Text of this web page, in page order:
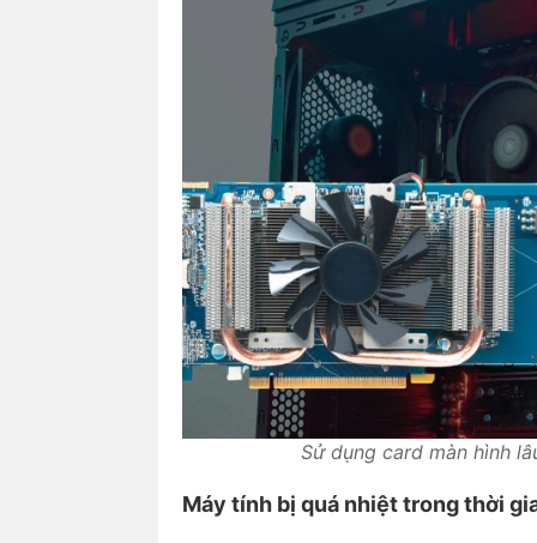
Sử dụng card màn hình
Máy tính bị quá nhiệt trong thời